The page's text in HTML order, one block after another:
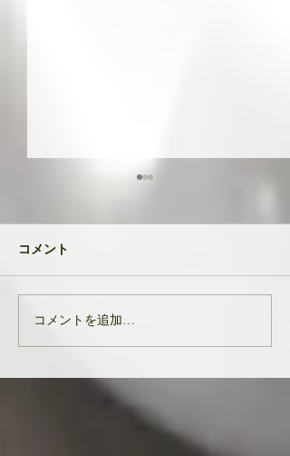
生徒さんと私
コメント
コメントを追加…